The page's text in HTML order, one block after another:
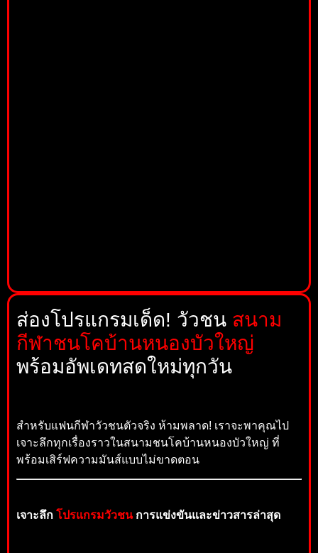
ส่องโปรแกรมเด็ด! วัวชน สนาม
กีฬาชนโคบ้านหนองบัวใหญ่
พร้อมอัพเดทสดใหม่ทุกวัน
สำหรับแฟนกีฬาวัวชนตัวจริง ห้ามพลาด! เราจะพาคุณไป
เจาะลึกทุกเรื่องราวในสนามชนโคบ้านหนองบัวใหญ่ ที่
พร้อมเสิร์ฟความมันส์แบบไม่ขาดตอน
เจาะลึก โปรแกรมวัวชนการแข่งขันและข่าวสารล่าสุด